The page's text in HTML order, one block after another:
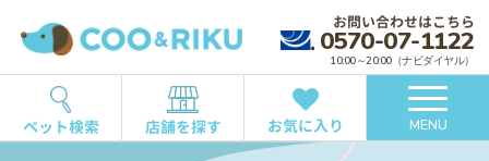
お問い合わせはこちら
0570-07-1122
10:00～20:00（ナビダイヤル）
ペット検索 店舗を探す お気に入り MENU